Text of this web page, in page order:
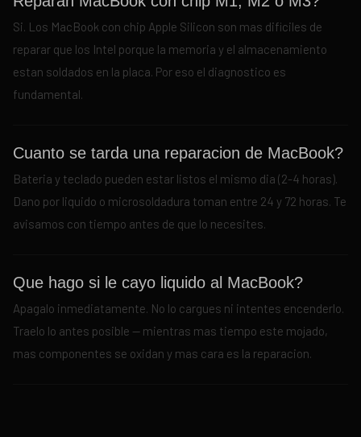
Si. Los MacBook con chip Apple Silicon son mas dificiles de
reparar que los Intel porque la memoria y el almacenamiento
estan soldados en la placa. Por eso el diagnostico es
fundamental.
Cuanto se tarda una reparacion de MacBook?
Bateria y teclado pueden estar listos el mismo dia (2-4 horas).
Dano por liquido o microsoldadura toman entre 24 y 72 horas. Te
avisamos con tiempo antes de que lo necesites.
Que hago si le cayo liquido al MacBook?
Apagalo inmediatamente. No lo cargues ni intentes encenderlo.
Traelo lo antes posible — mientras mas tiempo este mojado,
mas componentes se oxidan y mas cara es la reparacion.